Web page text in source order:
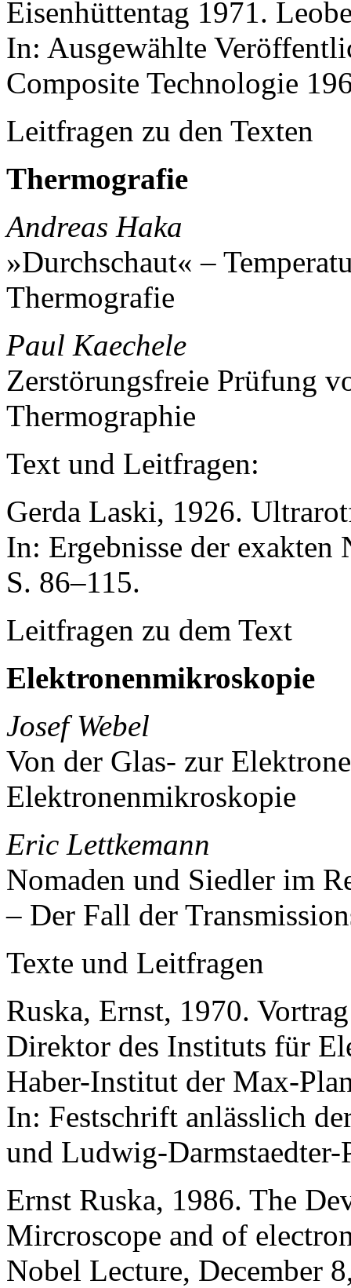
Eisenhüttentag 1971.
In: Ausgewählte
Composite Technologie
Leitfragen zu den Texten
Thermografie
Andreas Haka
»Durchschaut« –
Thermografie
Paul Kaechele
Zerstörungsfreie Prüfung
Thermographie
Text und Leitfragen:
Gerda Laski, 1926.
In: Ergebnisse der exakten
S. 86–115.
Leitfragen zu dem Text
Elektronenmikroskopie
Josef Webel
Von der Glas- zur
Elektronenmikroskopie
Eric Lettkemann
Nomaden und Siedler im
– Der Fall der
Texte und Leitfragen
Ruska, Ernst, 1970.
Direktor des Instituts für
Haber-Institut der Max-
In: Festschrift anlässlich
und Ludwig-Darmstaedter-
Ernst Ruska, 1986. The
Mircroscope and of
Nobel Lecture, December